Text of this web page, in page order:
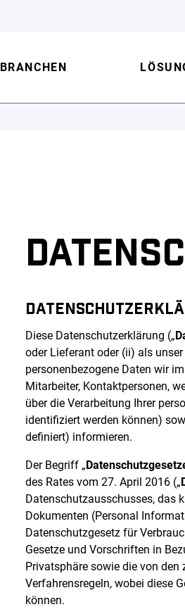
BRANCHEN
Diese Datenschutzerklärung („
oder Lieferant oder (ii) als
personenbezogene Daten wir
Mitarbeiter, Kontaktpersonen,
über die Verarbeitung Ihrer
identifiziert werden können)
definiert) informieren.
Der Begriff „
des Rates vom 27. April 2016 („
Datenschutzausschusses, das
Dokumenten (Personal
Datenschutzgesetz für
Gesetze und Vorschriften in
Privatsphäre sowie die von
Verfahrensregeln, wobei diese
können.